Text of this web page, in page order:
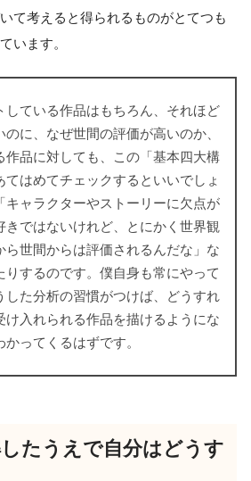
て考えると得られるものがとてつも
います。
している作品はもちろん、それほど
のに、なぜ世間の評価が高いのか、
作品に対しても、この「基本四大構
てはめてチェックするといいでしょ
キャラクターやストーリーに欠点が
きではないけれど、とにかく世界観
ら世間からは評価されるんだな」な
りするのです。僕自身も常にやって
した分析の習慣がつけば、どうすれ
け入れられる作品を描けるようにな
ってくるはずです。
たうえで自分はどうす